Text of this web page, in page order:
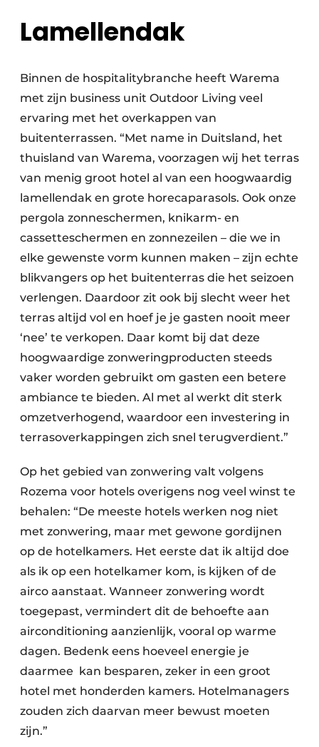
Lamellendak
Binnen de hospitalitybranche heeft Warema
met zijn business unit Outdoor Living veel
ervaring met het overkappen van
buitenterrassen. “Met name in Duitsland, het
thuisland van Warema, voorzagen wij het terras
van menig groot hotel al van een hoogwaardig
lamellendak en grote horecaparasols. Ook onze
pergola zonneschermen, knikarm- en
cassetteschermen en zonnezeilen – die we in
elke gewenste vorm kunnen maken – zijn echte
blikvangers op het buitenterras die het seizoen
verlengen. Daardoor zit ook bij slecht weer het
terras altijd vol en hoef je je gasten nooit meer
‘nee’ te verkopen. Daar komt bij dat deze
hoogwaardige zonweringproducten steeds
vaker worden gebruikt om gasten een betere
ambiance te bieden. Al met al werkt dit sterk
omzetverhogend, waardoor een investering in
terrasoverkappingen zich snel terugverdient.”
Op het gebied van zonwering valt volgens
Rozema voor hotels overigens nog veel winst te
behalen: “De meeste hotels werken nog niet
met zonwering, maar met gewone gordijnen
op de hotelkamers. Het eerste dat ik altijd doe
als ik op een hotelkamer kom, is kijken of de
airco aanstaat. Wanneer zonwering wordt
toegepast, vermindert dit de behoefte aan
airconditioning aanzienlijk, vooral op warme
dagen. Bedenk eens hoeveel energie je
daarmee kan besparen, zeker in een groot
hotel met honderden kamers. Hotelmanagers
zouden zich daarvan meer bewust moeten
zijn.”